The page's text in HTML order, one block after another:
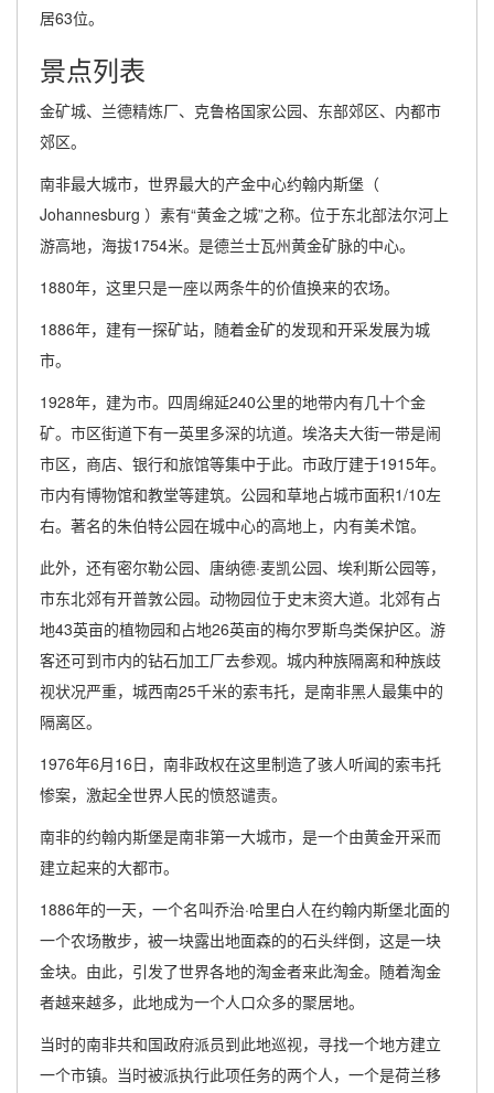
居63位。
景点列表
金矿城、兰德精炼厂、克鲁格国家公园、东部郊区、内都市
郊区。
南非最大城市，世界最大的产金中心约翰内斯堡（
Johannesburg ）素有“黄金之城”之称。位于东北部法尔河上
游高地，海拔1754米。是德兰士瓦州黄金矿脉的中心。
1880年，这里只是一座以两条牛的价值换来的农场。
1886年，建有一探矿站，随着金矿的发现和开采发展为城
市。
1928年，建为市。四周绵延240公里的地带内有几十个金
矿。市区街道下有一英里多深的坑道。埃洛夫大街一带是闹
市区，商店、银行和旅馆等集中于此。市政厅建于1915年。
市内有博物馆和教堂等建筑。公园和草地占城市面积1/10左
右。著名的朱伯特公园在城中心的高地上，内有美术馆。
此外，还有密尔勒公园、唐纳德·麦凯公园、埃利斯公园等，
市东北郊有开普敦公园。动物园位于史末资大道。北郊有占
地43英亩的植物园和占地26英亩的梅尔罗斯鸟类保护区。游
客还可到市内的钻石加工厂去参观。城内种族隔离和种族歧
视状况严重，城西南25千米的索韦托，是南非黑人最集中的
隔离区。
1976年6月16日，南非政权在这里制造了骇人听闻的索韦托
惨案，激起全世界人民的愤怒谴责。
南非的约翰内斯堡是南非第一大城市，是一个由黄金开采而
建立起来的大都市。
1886年的一天，一个名叫乔治·哈里白人在约翰内斯堡北面的
一个农场散步，被一块露出地面森的的石头绊倒，这是一块
金块。由此，引发了世界各地的淘金者来此淘金。随着淘金
者越来越多，此地成为一个人口众多的聚居地。
当时的南非共和国政府派员到此地巡视，寻找一个地方建立
一个市镇。当时被派执行此项任务的两个人，一个是荷兰移